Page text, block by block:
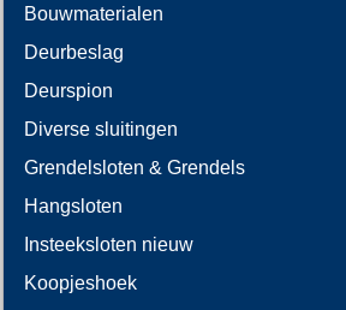
Bouwmaterialen
Deurbeslag
Deurspion
Diverse sluitingen
Grendelsloten & Grendels
Hangsloten
Insteeksloten nieuw
Koopjeshoek